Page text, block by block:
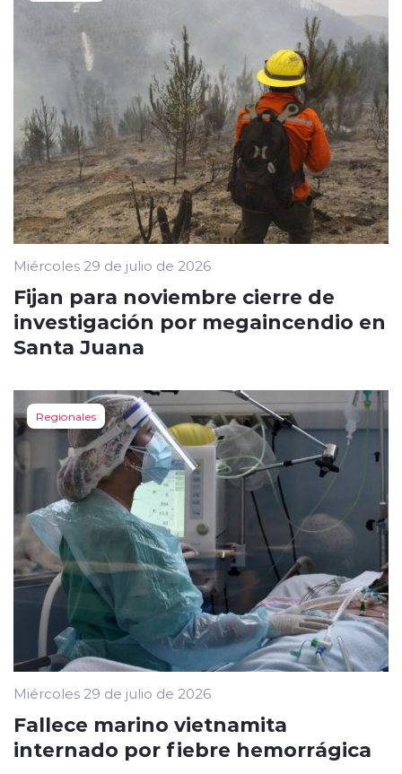
Miércoles 29 de julio de 2026
Fijan para noviembre cierre de
investigación por megaincendio en
Santa Juana
Regionales
Miércoles 29 de julio de 2026
Fallece marino vietnamita
internado por fiebre hemorrágica